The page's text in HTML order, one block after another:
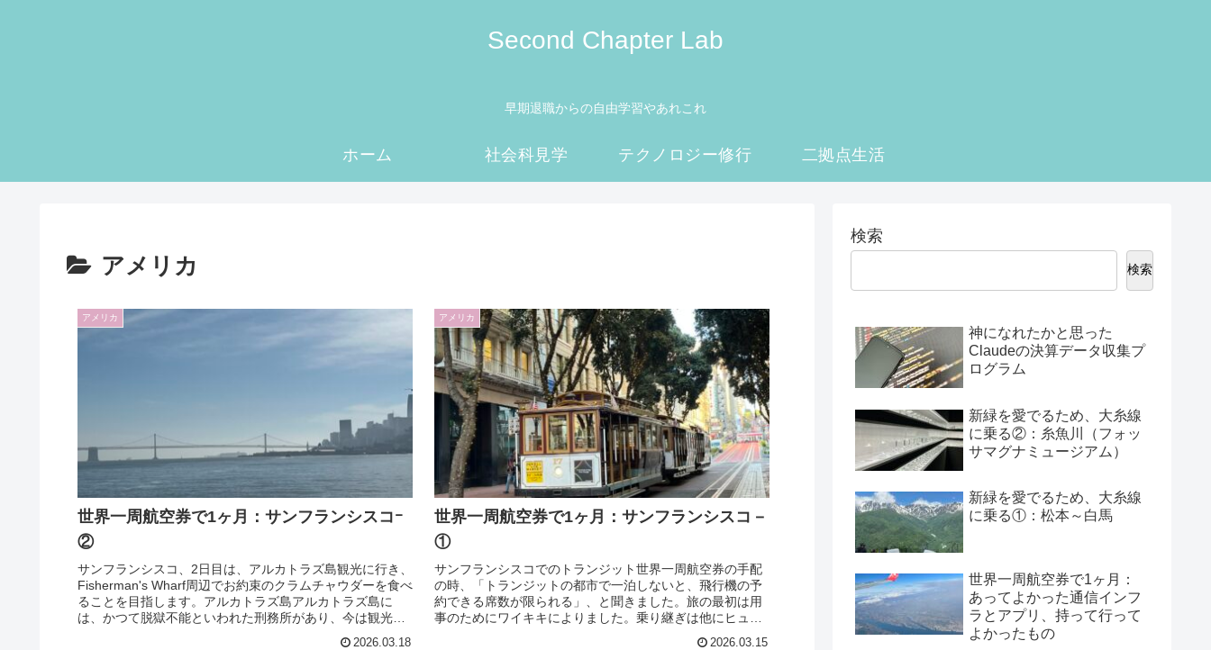
Second Chapter Lab
早期退職からの自由学習やあれこれ
ホーム 社会科見学 テクノロジー修行 二拠点生活
アメリカ
アメリカ
世界一周航空券で1ヶ月：サンフランシスコｰ
②
サンフランシスコ、2日目は、アルカトラズ島観光に行き、
Fisherman's Wharf周辺でお約束のクラムチャウダーを食べ
ることを目指します。アルカトラズ島アルカトラズ島に
は、かつて脱獄不能といわれた刑務所があり、今は観光地
2026.03.18
アメリカ
世界一周航空券で1ヶ月：サンフランシスコ－
①
サンフランシスコでのトランジット世界一周航空券の手配
の時、「トランジットの都市で一泊しないと、飛行機の予
約できる席数が限られる」、と聞きました。旅の最初は用
事のためにワイキキによりました。乗り継ぎは他にヒュー
2026.03.15
検索
検索
神になれたかと思った
Claudeの決算データ収集プ
ログラム
新緑を愛でるため、大糸線
に乗る②：糸魚川（フォッ
サマグナミュージアム）
新緑を愛でるため、大糸線
に乗る①：松本～白馬
世界一周航空券で1ヶ月：
あってよかった通信インフ
ラとアプリ、持って行って
よかったもの